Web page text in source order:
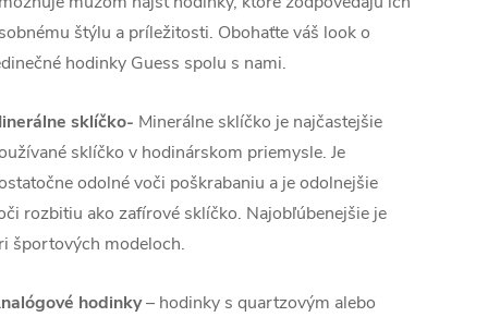
štýlu a príležitosti. Obohaťte váš look o
hodinky Guess spolu s nami.
sklíčko- Minerálne sklíčko je najčastejšie
sklíčko v hodinárskom priemysle. Je
odolné voči poškrabaniu a je odolnejšie
rozbitiu ako zafírové sklíčko. Najobľúbenejšie je
športových modeloch.
hodinky– hodinky s quartzovým alebo